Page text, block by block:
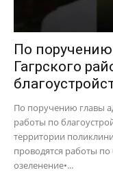
По
Гагрского
По поручению главы
работы по
территории
проводятся работы по
озеленение•...